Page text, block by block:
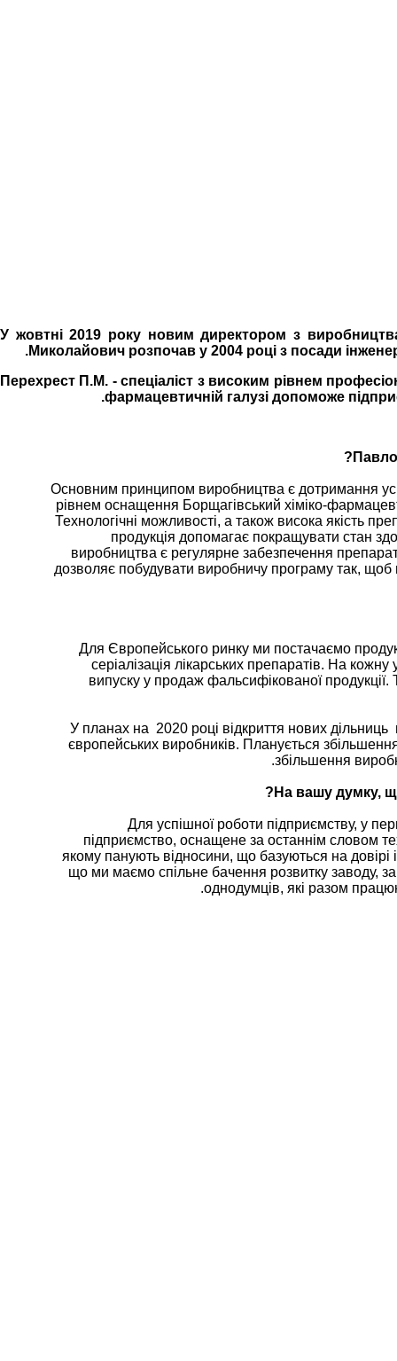
У жовтні 2019 року новим директором з
Миколайович розпочав у 2004 році з посади
Перехрест П.М. - спеціаліст з високим рівнем
фармацевтичній галузі допоможе
Основним принципом виробництва є дотримання
рівнем оснащення Борщагівський хіміко-
Технологічні можливості, а також висока якість
продукція допомагає покращувати стан
виробництва є регулярне забезпечення
дозволяє побудувати виробничу програму так, щоб
Для Європейського ринку ми постачаємо
серіалізація лікарських препаратів. На
випуску у продаж фальсифікованої
У планах на 2020 році відкриття нових дільниць
європейських виробників. Планується
збільшення
На вашу думку,
Для успішної роботи підприємству, у
підприємство, оснащене за останнім словом
якому панують відносини, що базуються на
що ми маємо спільне бачення розвитку заводу,
однодумців, які разом